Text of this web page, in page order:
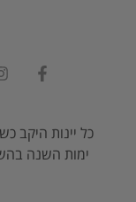
כל יינות היקב
ימות השנה